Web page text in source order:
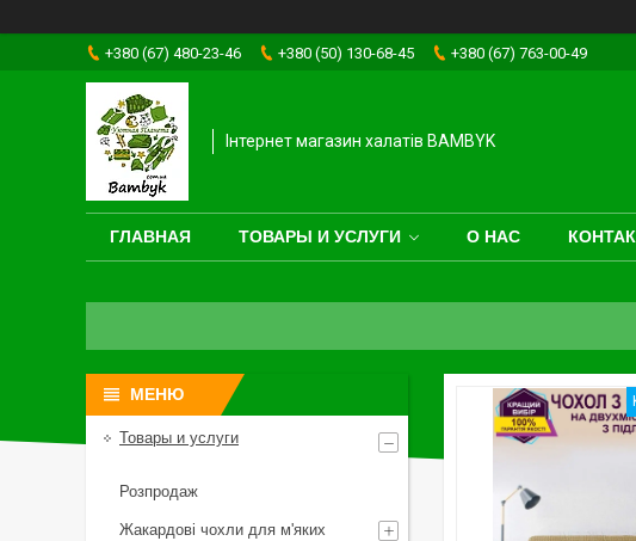
+380 (67) 480-23-46 +380 (50) 130-68-45 +380 (67) 763-00-49
Інтернет магазин халатів BAMBYK
ГЛАВНАЯ ТОВАРЫ И УСЛУГИ О НАС
Товары и услуги
Розпродаж
Жакардові чохли для м'яких